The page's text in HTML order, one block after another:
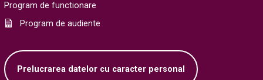
Program de functionare
Program de audiente
Prelucrarea datelor cu caracter personal